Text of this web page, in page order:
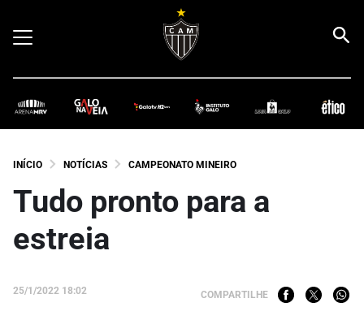
INÍCIO NOTÍCIAS CAMPEONATO MINEIRO
Tudo pronto para a
estreia
25/1/2022 18:02 COMPARTILHE